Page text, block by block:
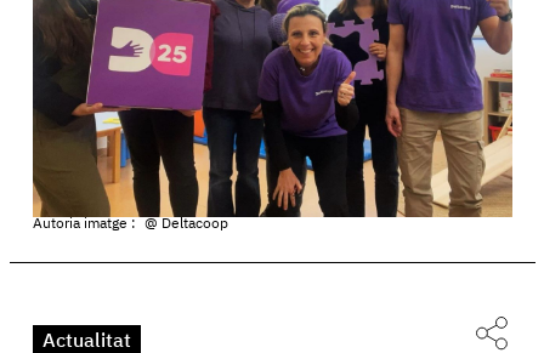
Autoria imatge : @ Deltacoop
Actualitat